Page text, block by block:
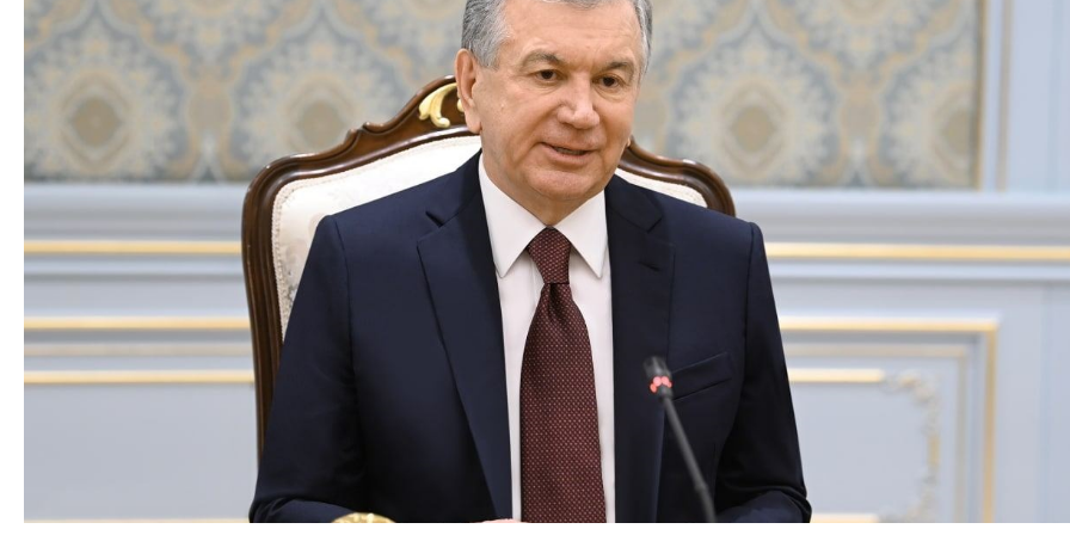
Siyasi
Geosiyasi
İqtisadi
Sosioloji
Multimedia
Foto
Video
Podcast
Humanitar
Mədəniyyət
Diaspor
Yüksəliş hekayəsi
Turizm
vəsaitlərin verilməsi qaydası dəyişib
tələbinin pozulmasına görə
müəyyənləşib